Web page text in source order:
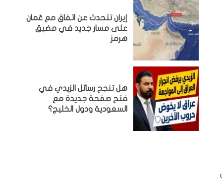
أي
إيران تتحدث عن اتفاق مع عُمان
على مسار جديد في مضيق
هرمز
هل تنجح رسائل الزيدي في
فتح صفحة جديدة مع
السعودية ودول الخليج؟